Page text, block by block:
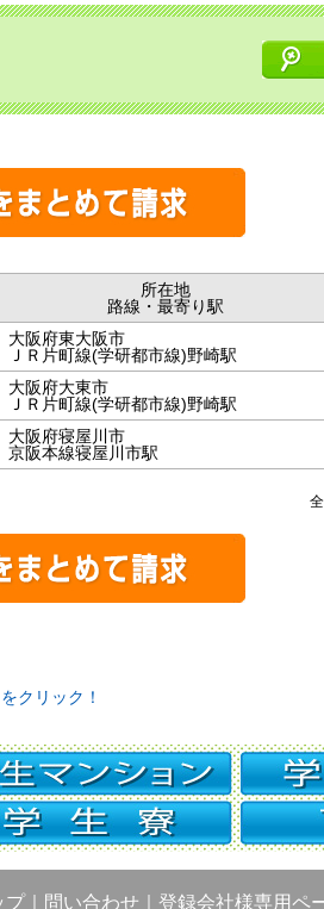
所在地
路線・最寄り駅
大阪府東大阪市
ＪＲ片町線(学研都市線)野崎駅
大阪府大東市
ＪＲ片町線(学研都市線)野崎駅
大阪府寝屋川市
京阪本線寝屋川市駅
クリック！
プ｜ 問い合わせ 登録会社様専用ペ